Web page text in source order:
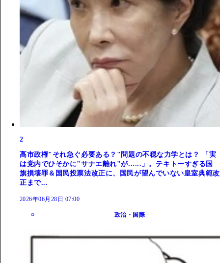
2
高市政権"それ急ぐ必要ある？"問題の不穏な力学とは？ 「実
は党内でひそかに"サナエ離れ"が......」。テキトーすぎる国
旗損壊罪＆国民投票法改正に、国民が望んでいない皇室典範改
正まで...
2026年06月28日 07:00
政治・国際